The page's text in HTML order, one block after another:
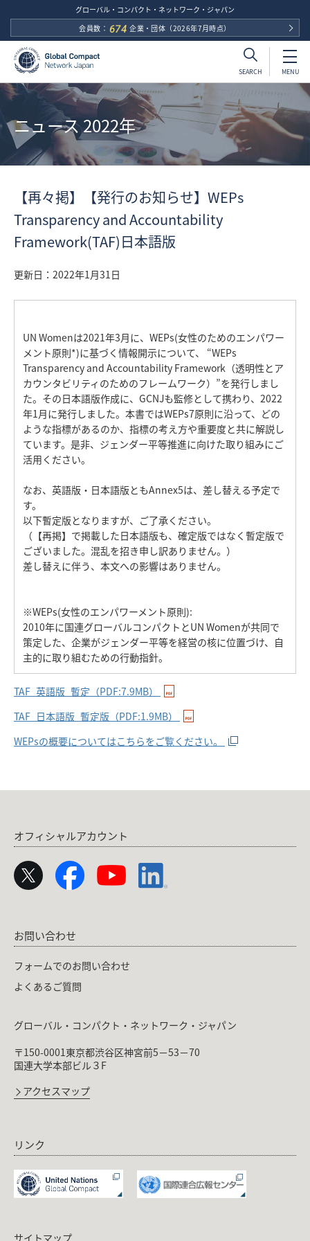
SEARCH MENU
グローバル・コンパクト・ネットワーク・ジャパン
会員数： 674 企業・団体 （2026年7月時点）
ニュース 2022年
【再々掲】【発行のお知らせ】WEPs
Transparency and Accountability
Framework(TAF)日本語版
更新日： 2022年1月31日
UN Womenは2021年3月に、WEPs(女性のためのエンパワー
メント原則*)に基づく情報開示について、 “WEPs
Transparency and Accountability Framework（透明性とア
カウンタビリティのためのフレームワーク）”を発行しまし
た。その日本語版作成に、GCNJも監修として携わり、2022
年1月に発行しました。本書ではWEPs7原則に沿って、どの
ような指標があるのか、指標の考え方や重要度と共に解説し
ています。是非、ジェンダー平等推進に向けた取り組みにご
活用ください。
なお、英語版・日本語版ともAnnex5は、差し替える予定で
す。
以下暫定版となりますが、ご了承ください。
（【再掲】で掲載した日本語版も、確定版ではなく暫定版で
ございました。混乱を招き申し訳ありません。）
差し替えに伴う、本文への影響はありません。
※WEPs(女性のエンパワーメント原則):
2010年に国連グローバルコンパクトとUN Womenが共同で
策定した、企業がジェンダー平等を経営の核に位置づけ、自
主的に取り組むための行動指針。
TAF_英語版_暫定（PDF:7.9MB）
TAF_日本語版_暫定版（PDF:1.9MB）
WEPsの概要についてはこちらをご覧ください。
オフィシャルアカウント
お問い合わせ
フォームでのお問い合わせ
よくあるご質問
グローバル・コンパクト・ネットワーク・ジャパン
〒150-0001東京都渋谷区神宮前5－53－70
国連大学本部ビル３F
アクセスマップ
リンク
サイトマップ